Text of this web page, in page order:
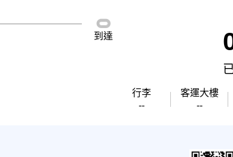
到達
行李
--
客運大樓
--